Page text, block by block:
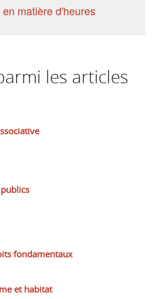
matière d'heures
les articles
fondamentaux
et habitat